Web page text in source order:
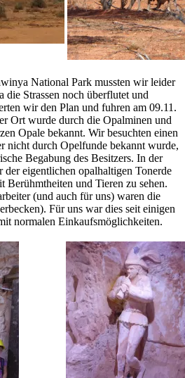
National Park mussten wir leider
die Strassen noch überflutet und
wir den Plan und fuhren am 09.11.
Ort wurde durch die Opalminen und
Opale bekannt. Wir besuchten einen
nicht durch Opelfunde bekannt wurde,
Begabung des Besitzers. In der
der eigentlichen opalhaltigen Tonerde
Berühmtheiten und Tieren zu sehen.
(und auch für uns) waren die
Für uns war dies seit einigen
normalen Einkaufsmöglichkeiten.